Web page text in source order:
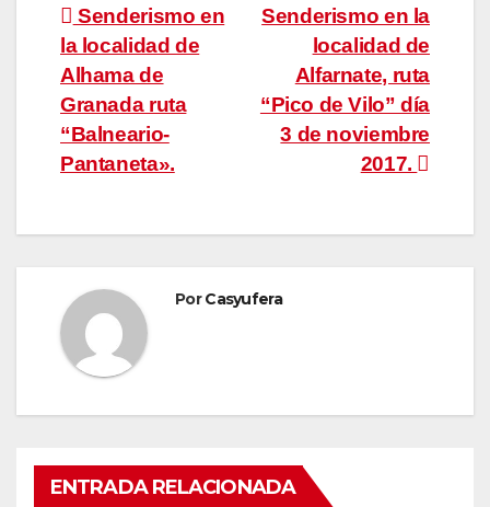
Navegación
de
entradas
Senderismo en la
localidad de
Alfarnate, ruta
“Pico de Vilo” día
3 de noviembre
2017.
Senderismo en
la localidad de
Alhama de
Granada ruta
“Balneario-
Pantaneta».
PorCasyufera
ENTRADA RELACIONADA